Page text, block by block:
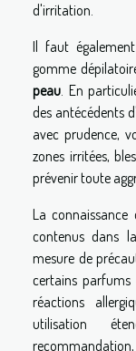
d'irritation.
Il faut
gomme
peau. En
des antécédents
avec prudence,
zones irritées,
prévenir toute
La
contenus dans
mesure de
certains parfums
réactions
utilisation